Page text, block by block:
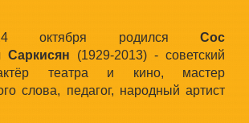
октября родился Сос
Саркисян (1929-2013) - советский
театра и кино, мастер
слова, педагог, народный артист